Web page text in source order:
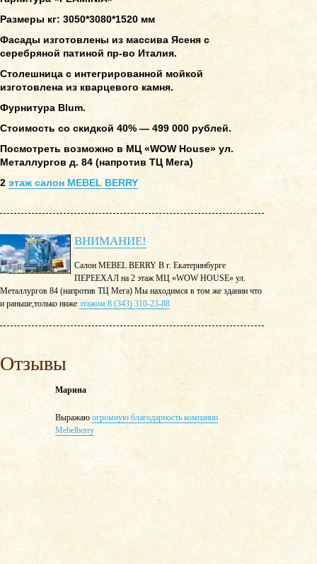
Размеры кг: 3050*3080*1520 мм
Фасады изготовлены из массива Ясеня с
серебряной патиной пр-во Италия.
Столешница с интегрированной мойкой
изготовлена из кварцевого камня.
Фурнитура Blum.
Стоимость со скидкой 40% — 499 000 рублей.
Посмотреть возможно в МЦ «WOW House» ул.
Металлургов д. 84 (напротив ТЦ Мега)
2 этаж салон MEBEL BERRY
ВНИМАНИЕ!
Салон MEBEL BERRY В г. Екатеринбурге
ПЕРЕЕХАЛ на 2 этаж МЦ «WOW HOUSE» ул.
Металлургов 84 (напротив ТЦ Мега) Мы находимся в том же здании что
и раньше,только ниже этажом 8 (343) 310-23-88
Отзывы
Марина
Выражаю огромную благодарность компании
Mebelberry